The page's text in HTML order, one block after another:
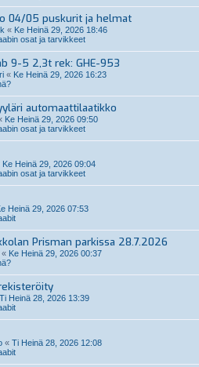
04/05 puskurit ja helmat
« Ke Heinä 29, 2026 18:46
osat ja tarvikkeet
9-5 2,3t rek: GHE-953
« Ke Heinä 29, 2026 16:23
automaattilaatikko
Ke Heinä 29, 2026 09:50
osat ja tarvikkeet
Ke Heinä 29, 2026 09:04
osat ja tarvikkeet
Heinä 29, 2026 07:53
Prisman parkissa 28.7.2026
« Ke Heinä 29, 2026 00:37
Ti Heinä 28, 2026 13:39
« Ti Heinä 28, 2026 12:08